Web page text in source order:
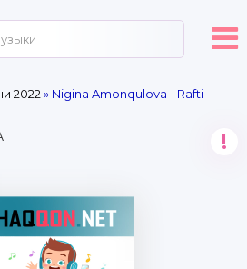
2022 » Nigina Amonqulova - Rafti
!